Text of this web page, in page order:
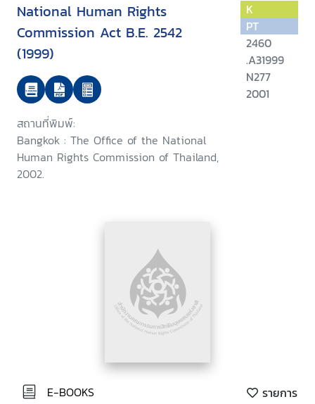
National Human Rights
Commission Act B.E. 2542
(1999)
สถานที่พิมพ์:
Bangkok : The Office of the National
Human Rights Commission of Thailand,
2002.
K
PT
2460
.A31999
N277
2001
E-BOOKS
รายการ